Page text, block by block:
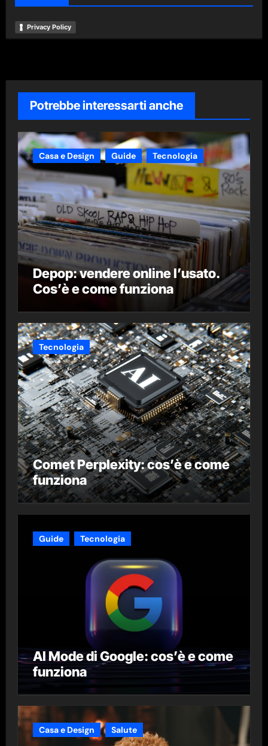
Privacy Policy
Potrebbe interessarti anche
Casa e Design Guide Tecnologia
Depop: vendere online l’usato.
Cos’è e come funziona
Tecnologia
Comet Perplexity: cos’è e come
funziona
Guide Tecnologia
AI Mode di Google: cos’è e come
funziona
Casa e Design Salute